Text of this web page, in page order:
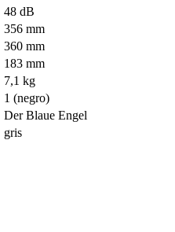
48 dB
356 mm
360 mm
183 mm
7,1 kg
1 (negro)
Der Blaue Engel
gris